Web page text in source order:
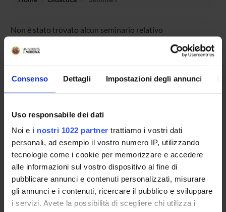
Consenso Dettagli Impostazioni degli annunci
Uso responsabile dei dati
Noi e i nostri 1022 partner trattiamo i vostri dati
personali, ad esempio il vostro numero IP, utilizzando
tecnologie come i cookie per memorizzare e accedere
alle informazioni sul vostro dispositivo al fine di
pubblicare annunci e contenuti personalizzati, misurare
gli annunci e i contenuti, ricercare il pubblico e sviluppare
i servizi. Avete la possibilità di scegliere chi utilizza i
Non è stato trovato alcun seminario relativo
romana (i+p).
CORSI DI STUDIO
DOTTORATI DI RICERCA E FORMAZIONE
SUPERIORE
Contatti
Persone
Luoghi